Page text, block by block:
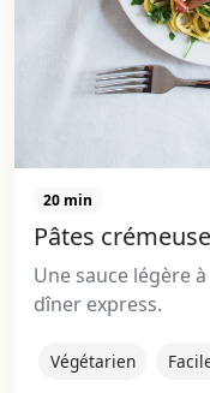
20 min
Pâtes
Une sauce légère
dîner express.
Végétarien